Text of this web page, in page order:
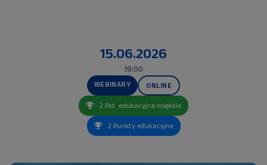
15.06.2026
19:00
WEBINARY ONLINE
2 Pkt. edukacyjne miękkie
2 Punkty edukacyjne